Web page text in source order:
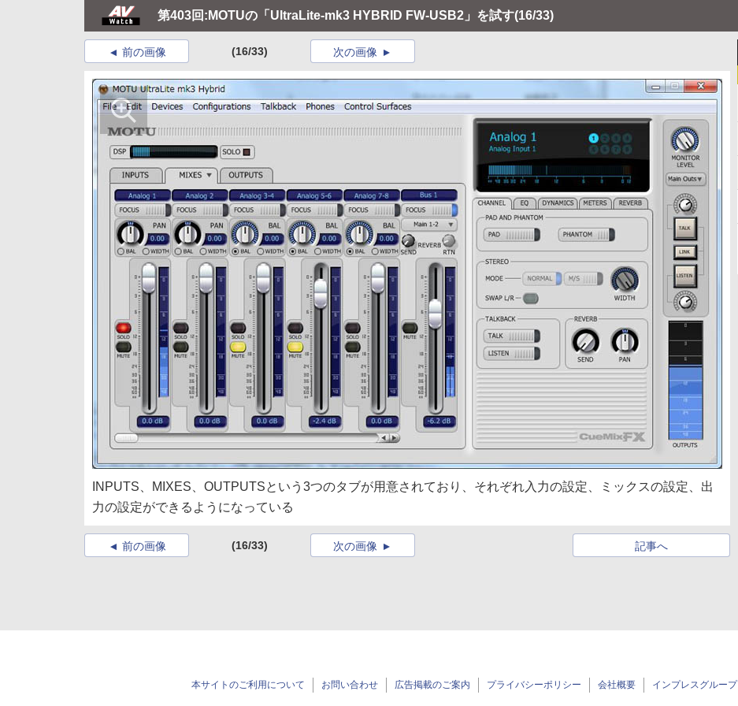
第403回:MOTUの「UltraLite-mk3 HYBRID FW-USB2」を試す(16/33)
前の画像 (16/33) 次の画像
INPUTS、MIXES、OUTPUTSという3つのタブが用意されており、それぞれ入力の設定、ミックスの設定、出
力の設定ができるようになっている
前の画像 (16/33) 記事へ
次の画像
本サイトのご利用について お問い合わせ 広告掲載のご案内 プライバシーポリシー 会社概要 インプレスグループ